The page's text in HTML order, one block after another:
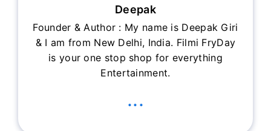
Deepak
Founder & Author : My name is Deepak Giri
& I am from New Delhi, India. Filmi FryDay
is your one stop shop for everything
Entertainment.
...